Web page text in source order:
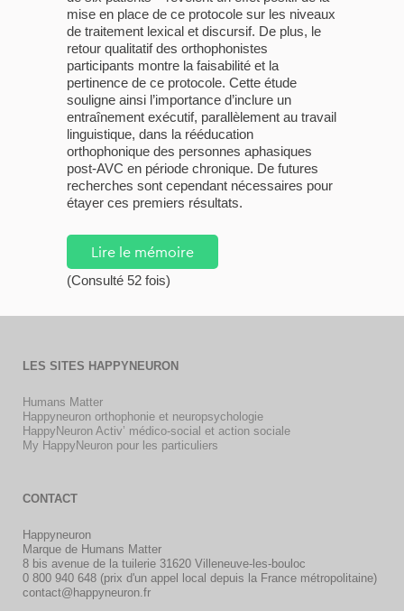
mise en place de ce protocole sur les niveaux
de traitement lexical et discursif. De plus, le
retour qualitatif des orthophonistes
participants montre la faisabilité et la
pertinence de ce protocole. Cette étude
souligne ainsi l’importance d’inclure un
entraînement exécutif, parallèlement au travail
linguistique, dans la rééducation
orthophonique des personnes aphasiques
post-AVC en période chronique. De futures
recherches sont cependant nécessaires pour
étayer ces premiers résultats.
Lire le mémoire
(Consulté 52 fois)
LES SITES HAPPYNEURON
Humans Matter
Happyneuron orthophonie et neuropsychologie
HappyNeuron Activ’ médico-social et action sociale
My HappyNeuron pour les particuliers
CONTACT
Happyneuron
Marque de Humans Matter
8 bis avenue de la tuilerie 31620 Villeneuve-les-bouloc
0 800 940 648 (prix d'un appel local depuis la France métropolitaine)
contact@happyneuron.fr